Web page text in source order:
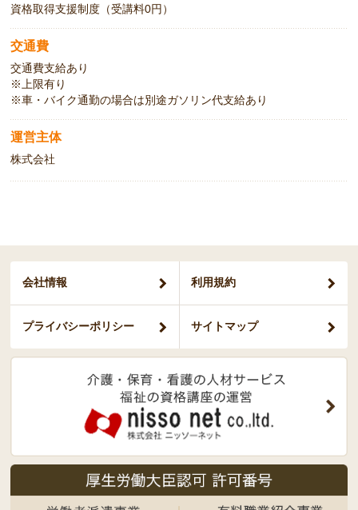
資格取得支援制度（受講料0円）
交通費
交通費支給あり
※上限有り
※車・バイク通勤の場合は別途ガソリン代支給あり
運営主体
株式会社
会社情報 利用規約
プライバシーポリシー サイトマップ